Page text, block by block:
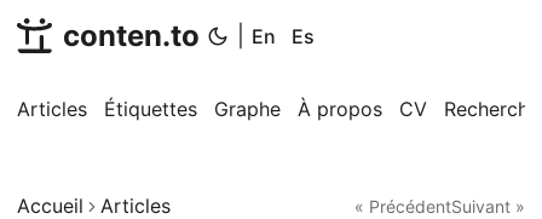
conten.to En Es
Articles Étiquettes Graphe À propos CV
Accueil Articles « PrécédentSuivant »